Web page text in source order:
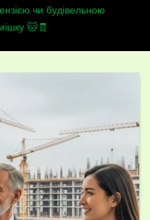
чи будівельною
🐱🧾